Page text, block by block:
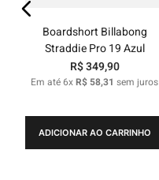
Boardshort Billabong
Straddie Pro 19 Azul
R$349,90
Em até6xR$ 58,31 sem juros
ADICIONAR AO CARRINHO